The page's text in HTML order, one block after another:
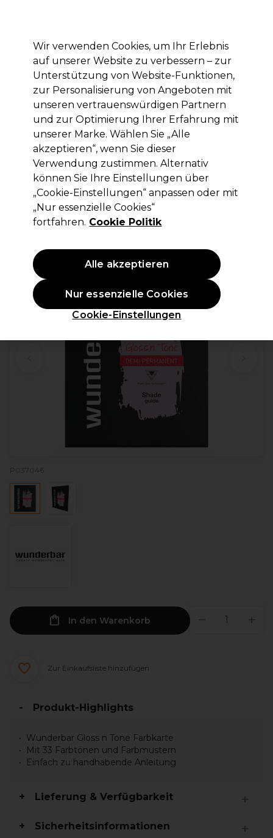
Anmelden
Marken Deals Haare Elektrogeräte Saloneinrichtung
Lieferung und Lieferzeiten
– mehr erfahren
Wunderbar
Wunderbar Gloss'n Tone Demi-
Permanente Farbtabelle - 33 Farbtöne
(0)
9,45 €ohne MwSt.
(PROFI-PREIS)
11,25 €inkl. MwSt.)
P037046
In den Warenkorb
Zur Einkaufsliste hinzufügen
Produkt-Highlights
Wunderbar Gloss n Tone Farbkarte
Mit 33 Farbtönen und Farbmustern
Einfach zu handhabende Anleitung
Lieferung & Verfügbarkeit
Sicherheitsinformationen
Wir verwenden Cookies, um Ihr Erlebnis
auf unserer Website zu verbessern – zur
Unterstützung von Website-Funktionen,
zur Personalisierung von Angeboten mit
unseren vertrauenswürdigen Partnern
und zur Optimierung Ihrer Erfahrung mit
unserer Marke. Wählen Sie „Alle
akzeptieren“, wenn Sie dieser
Verwendung zustimmen. Alternativ
können Sie Ihre Einstellungen über
„Cookie-Einstellungen“ anpassen oder mit
„Nur essenzielle Cookies“
fortfahren. Cookie Politik
Cookie-Einstellungen
Nur essenzielle Cookies
Alle akzeptieren